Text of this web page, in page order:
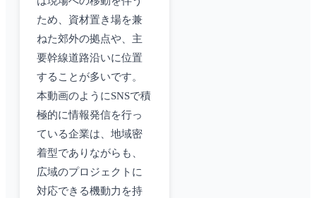
ため、資材置き場を兼
ねた郊外の拠点や、主
要幹線道路沿いに位置
することが多いです。
本動画のようにSNSで積
極的に情報発信を行っ
ている企業は、地域密
着型でありながらも、
広域のプロジェクトに
対応できる機動力を持